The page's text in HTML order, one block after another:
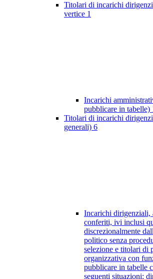
Titolari di incarichi
vertice 1
Incarichi
pubblicare in tabelle)
Titolari di incarichi
generali) 6
Incarichi dirigenziali,
conferiti, ivi inclusi
discrezionalmente
politico senza
selezione e titolari di
organizzativa con
pubblicare in tabelle
seguenti situazioni: